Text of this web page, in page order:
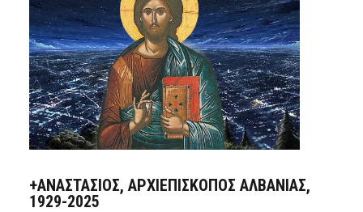
+ΑΝΑΣΤΆΣΙΟΣ, ΑΡΧΙΕΠΊΣΚΟΠΟΣ ΑΛΒΑΝΊΑΣ,
1929-2025